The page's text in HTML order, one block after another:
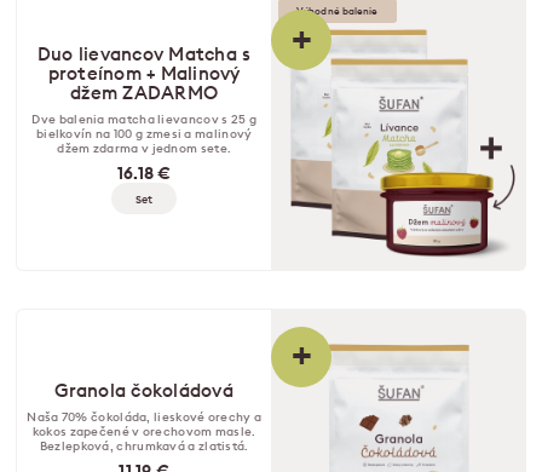
+
Výhodné balenie
Duo lievancov Matcha s
proteínom + Malinový
džem ZADARMO
Dve balenia matcha lievancov s 25 g
bielkovín na 100 g zmesi a malinový
džem zdarma v jednom sete.
16.18 €
Set
+
Granola čokoládová
Naša 70% čokoláda, lieskové orechy a
kokos zapečené v orechovom masle.
Bezlepková, chrumkavá a zlatistá.